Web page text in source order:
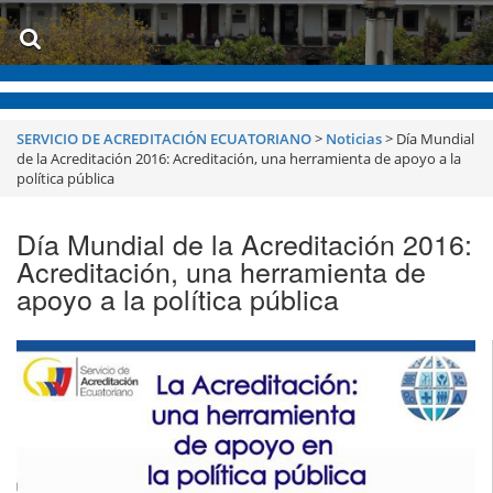
SERVICIO DE ACREDITACIÓN ECUATORIANO> Noticias> Día Mundial
de la Acreditación 2016: Acreditación, una herramienta de apoyo a la
política pública
Día Mundial de la Acreditación 2016:
Acreditación, una herramienta de
apoyo a la política pública